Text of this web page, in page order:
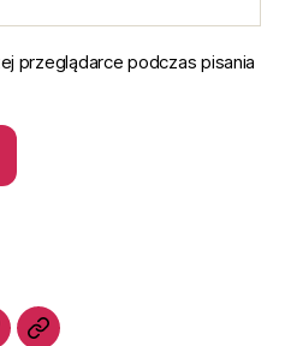
przeglądarce podczas pisania